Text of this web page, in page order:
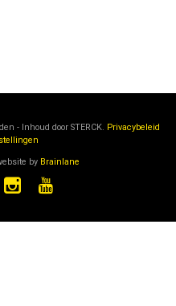
- Inhoud door STERCK. Privacybeleid
by Brainlane